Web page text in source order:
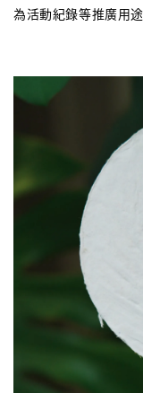
為活動紀錄等推廣用